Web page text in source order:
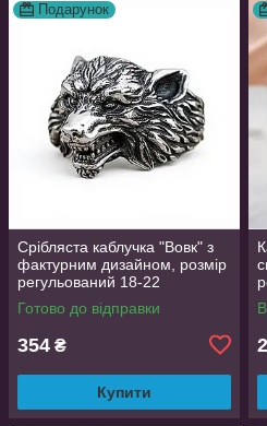
Подарунок
Срібляста каблучка "Вовк" з
фактурним дизайном, розмір
регульований 18-22
Готово до відправки
354 ₴
Купити